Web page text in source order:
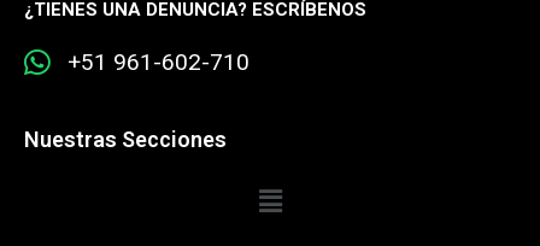
¿TIENES UNA DENUNCIA? ESCRÍBENOS
+51 961-602-710
Nuestras Secciones